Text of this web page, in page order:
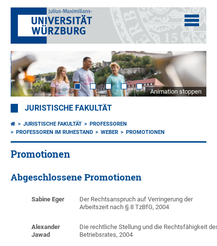
Animation stoppen
JURISTISCHE FAKULTÄT
JURISTISCHE FAKULTÄT
PROFESSOREN
PROFESSOREN IM RUHESTAND
WEBER PROMOTIONEN
Promotionen
Abgeschlossene Promotionen
SabineEger
Der Rechtsanspruch auf Verringerung der
Arbeitszeit nach § 8 TzBfG, 2004
Alexander
Jawad
Die rechtliche Stellung und die Rechtsfähigkeit
Betriebsrates, 2004